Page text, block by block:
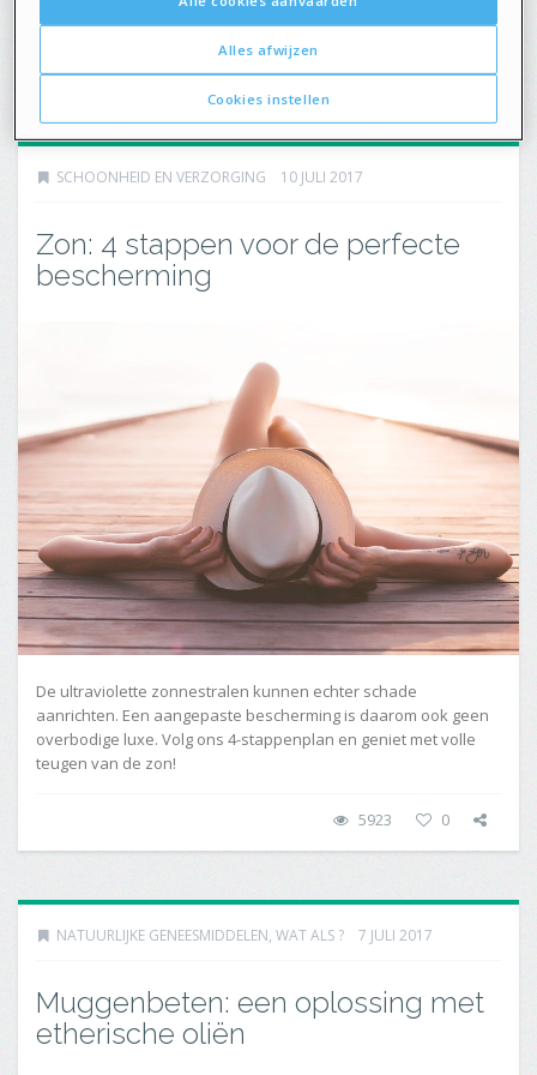
merk zet met 5 nieuwe ...
SCHOONHEID EN VERZORGING 10 JULI 2017
Zon: 4 stappen voor de perfecte
bescherming
De ultraviolette zonnestralen kunnen echter schade
aanrichten. Een aangepaste bescherming is daarom ook geen
overbodige luxe. Volg ons 4-stappenplan en geniet met volle
teugen van de zon!
5923 0
NATUURLIJKE GENEESMIDDELEN, WAT ALS ? 7 JULI 2017
Muggenbeten: een oplossing met
etherische oliën
Cookies instellen
Alles afwijzen